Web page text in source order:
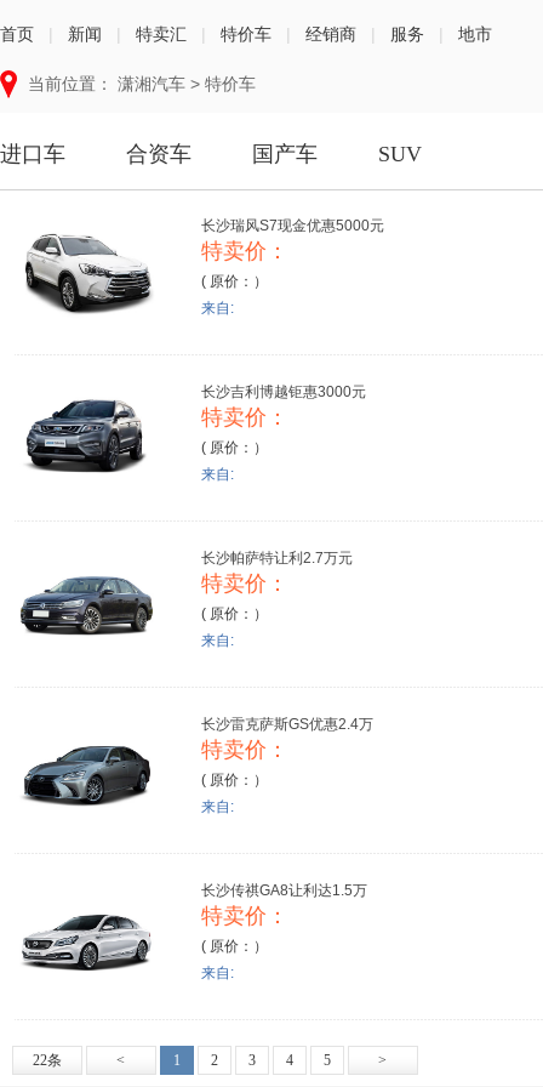
首页 | 新闻 | 特卖汇 | 特价车 | 经销商 | 服务 | 地市
当前位置： 潇湘汽车 > 特价车
进口车 合资车 国产车 SUV
长沙瑞风S7现金优惠5000元
特卖价：
( 原价：）
来自:
长沙吉利博越钜惠3000元
特卖价：
( 原价：）
来自:
长沙帕萨特让利2.7万元
特卖价：
( 原价：）
来自:
长沙雷克萨斯GS优惠2.4万
特卖价：
( 原价：）
来自:
长沙传祺GA8让利达1.5万
特卖价：
( 原价：）
来自:
22条 < 1 2 3 4 5 >